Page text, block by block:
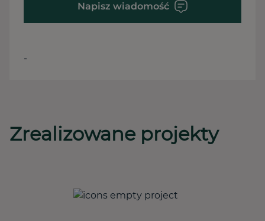
Napisz wiadomość
-
Zrealizowane projekty